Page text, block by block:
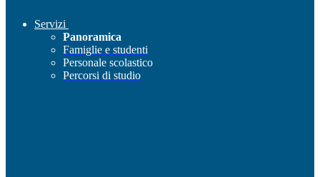
Servizi
Panoramica
Famiglie e studenti
Personale scolastico
Percorsi di studio